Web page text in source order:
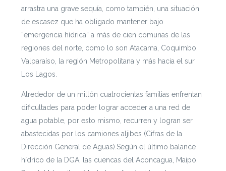
arrastra una grave sequía, como también, una situación
de escasez que ha obligado mantener bajo
“emergencia hídrica” a más de cien comunas de las
regiones del norte, como lo son Atacama, Coquimbo,
Valparaíso, la región Metropolitana y más hacia el sur
Los Lagos.
Alrededor de un millón cuatrocientas familias enfrentan
dificultades para poder lograr acceder a una red de
agua potable, por esto mismo, recurren y logran ser
abastecidas por los camiones aljibes (Cifras de la
Dirección General de Aguas). Según el último balance
hídrico de la DGA, las cuencas del Aconcagua, Maipo,